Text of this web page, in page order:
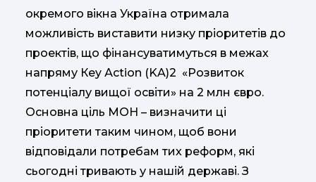
окремого вікна Україна отримала
можливість виставити низку пріоритетів до
проектів, що фінансуватимуться в межах
напряму Кey Аction (KA)2 «Розвиток
потенціалу вищої освіти» на 2 млн євро.
Основна ціль МОН – визначити ці
пріоритети таким чином, щоб вони
відповідали потребам тих реформ, які
сьогодні тривають у нашій державі. З